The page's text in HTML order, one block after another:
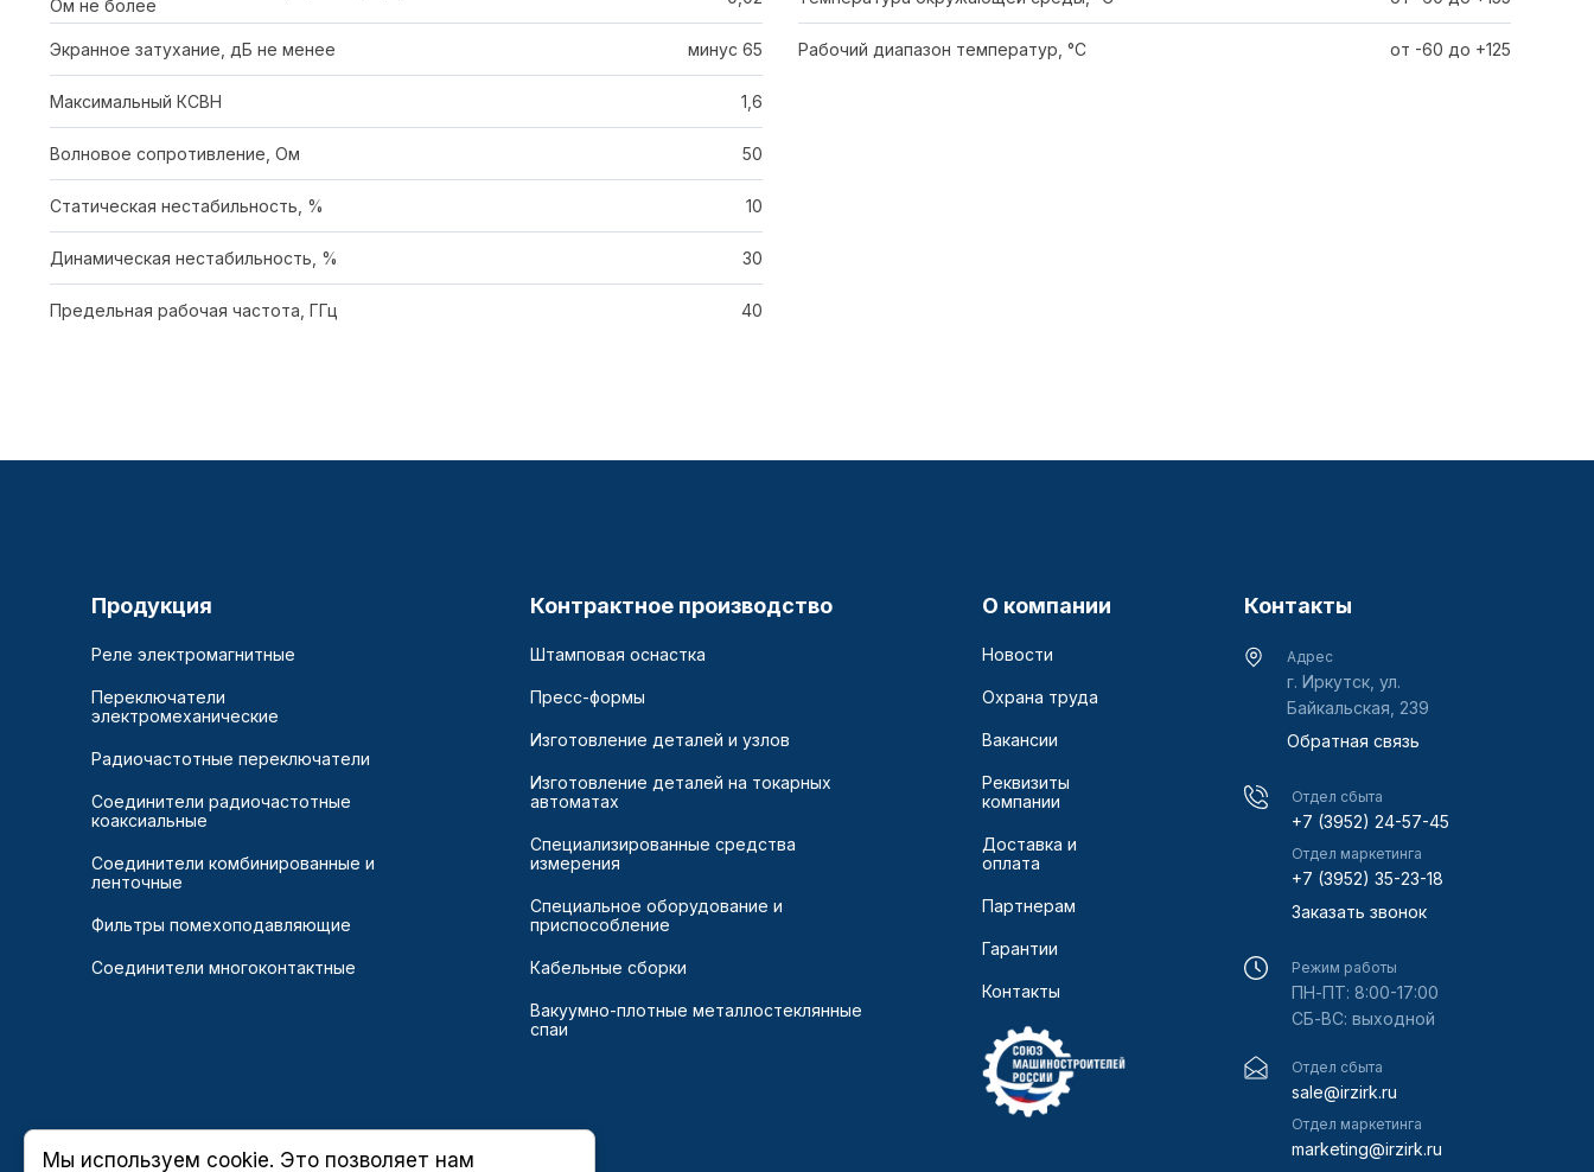
Ом не более
Экранное затухание, дБ не менее минус 65
Максимальный КСВН 1,6
Волновое сопротивление, Ом 50
Статическая нестабильность, % 10
Динамическая нестабильность, % 30
Предельная рабочая частота, ГГц 40
Рабочий диапазон температур, °C от -60 до +125
Продукция
Реле электромагнитные
Переключатели
электромеханические
Радиочастотные переключатели
Соединители радиочастотные
коаксиальные
Соединители комбинированные и
ленточные
Фильтры помехоподавляющие
Соединители многоконтактные
Контрактное производство
Штамповая оснастка
Пресс-формы
Изготовление деталей и узлов
Изготовление деталей на токарных
автоматах
Специализированные средства
измерения
Специальное оборудование и
приспособление
Кабельные сборки
Вакуумно-плотные металлостеклянные
спаи
О компании
Новости
Охрана труда
Вакансии
Реквизиты
компании
Доставка и
оплата
Партнерам
Гарантии
Контакты
Контакты
Адрес
г. Иркутск, ул.
Байкальская, 239
Обратная связь
Отдел сбыта
+7 (3952) 24-57-45
Отдел маркетинга
+7 (3952) 35-23-18
Заказать звонок
Режим работы
ПН-ПТ: 8:00-17:00
СБ-ВС: выходной
Отдел сбыта
sale@irzirk.ru
Отдел маркетинга
marketing@irzirk.ru
Мы используем cookie. Это позволяет нам